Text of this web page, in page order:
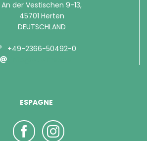
An der Vestischen 9-13,
45701 Herten
DEUTSCHLAND
+49-2366-50492-0
ESPAGNE